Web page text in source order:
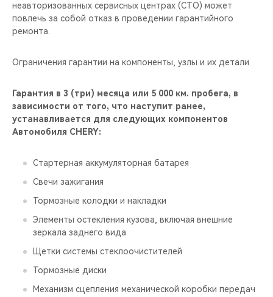
неавторизованных сервисных центрах (СТО) может
повлечь за собой отказ в проведении гарантийного
ремонта.
Ограничения гарантии на компоненты, узлы и их детали
Гарантия в 3 (три) месяца или 5 000 км. пробега, в
зависимости от того, что наступит ранее,
устанавливается для следующих компонентов
Автомобиля CHERY:
Стартерная аккумуляторная батарея
Свечи зажигания
Тормозные колодки и накладки
Элементы остекления кузова, включая внешние
зеркала заднего вида
Щетки системы стеклоочистителей
Тормозные диски
Механизм сцепления механической коробки передач